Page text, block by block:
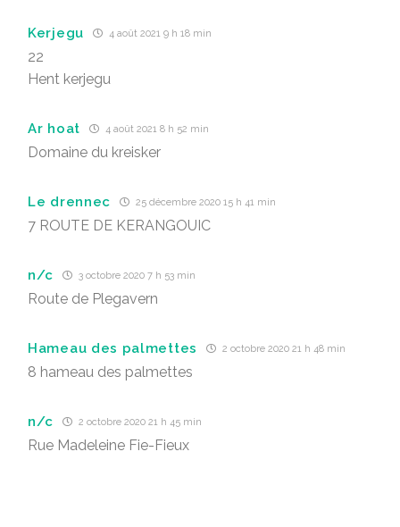
Kerjegu 4 août 2021 9 h 18 min
22
Hent kerjegu
Ar hoat 4 août 2021 8 h 52 min
Domaine du kreisker
Le drennec 25 décembre 2020 15 h 41 min
7 ROUTE DE KERANGOUIC
n/c 3 octobre 2020 7 h 53 min
Route de Plegavern
Hameau des palmettes 2 octobre 2020 21 h 48 min
8 hameau des palmettes
n/c 2 octobre 2020 21 h 45 min
Rue Madeleine Fie-Fieux